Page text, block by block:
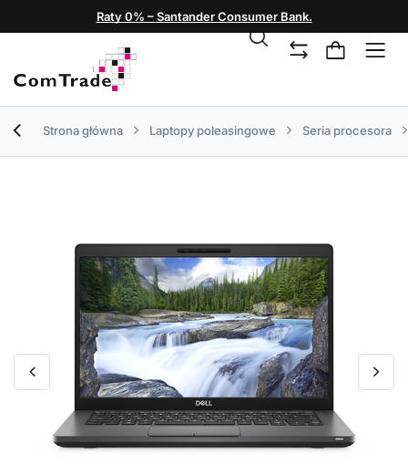
Raty 0% – Santander Consumer Bank.
Strona główna Laptopy poleasingowe Seria procesora